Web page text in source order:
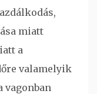
miatt
a
valamelyik
vagonban